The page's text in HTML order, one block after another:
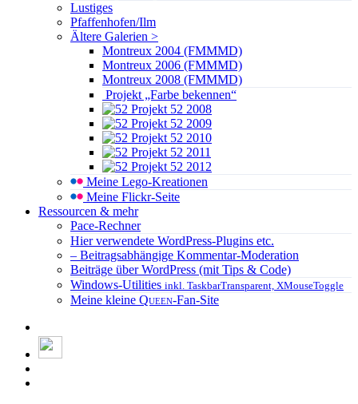
Lustiges
Pfaffenhofen/Ilm
Ältere Galerien >
Montreux 2004 (FMMMD)
Montreux 2006 (FMMMD)
Montreux 2008 (FMMMD)
Projekt „Farbe bekennen“
Projekt 52 2008
Projekt 52 2009
Projekt 52 2010
Projekt 52 2011
Projekt 52 2012
Meine Lego-Kreationen
Meine Flickr-Seite
Ressourcen & mehr
Pace-Rechner
Hier verwendete WordPress-Plugins etc.
– Beitragsabhängige Kommentar-Moderation
Beiträge über WordPress (mit Tips & Code)
Windows-Utilities inkl. TaskbarTransparent, XMouseToggle
Meine kleine Queen-Fan-Site